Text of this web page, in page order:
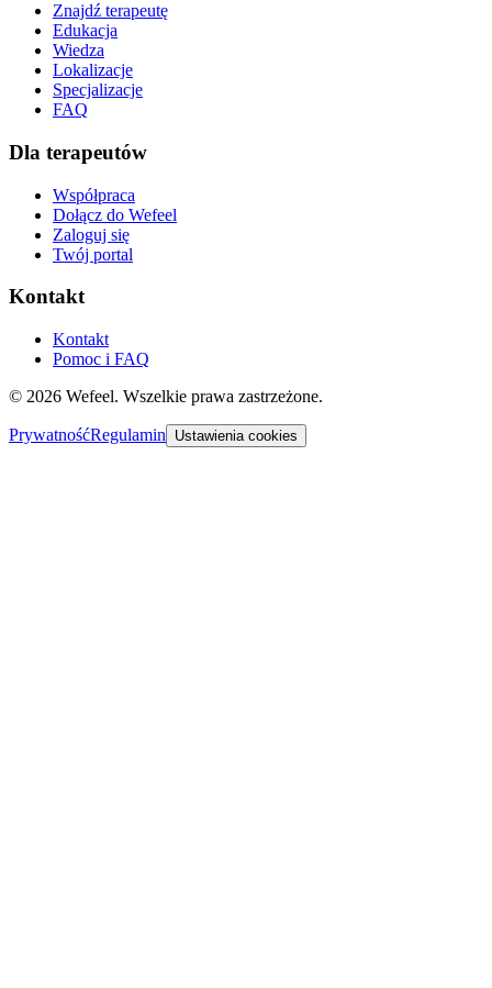
Znajdź terapeutę
Edukacja
Wiedza
Lokalizacje
Specjalizacje
FAQ
Dla terapeutów
Współpraca
Dołącz do Wefeel
Zaloguj się
Twój portal
Kontakt
Kontakt
Pomoc i FAQ
© 2026 Wefeel. Wszelkie prawa zastrzeżone.
PrywatnośćRegulamin Ustawienia cookies